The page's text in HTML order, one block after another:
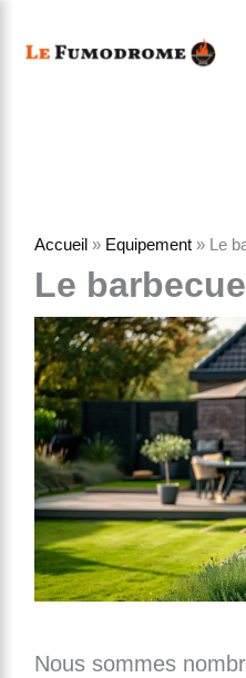
Accueil» Equipement» Le
Le
Nous sommes